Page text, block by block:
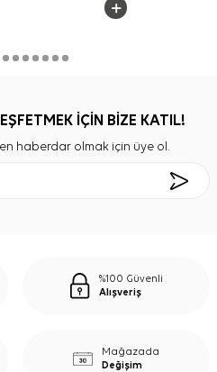
İÇİN BİZE KATIL!
haberdar olmak için üye ol.
%100 Güvenli
Alışveriş
Mağazada
Değişim